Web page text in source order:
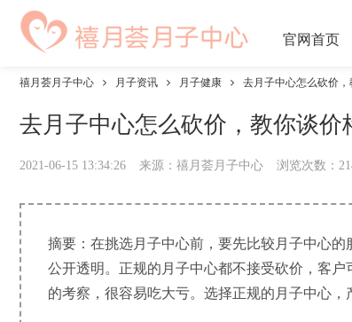
官网首页
禧月荟月子中心 月子资讯 月子健康 去月子中心怎么砍价
去月子中心怎么砍价，教你谈价
2021-06-15 13:34:26 来源：禧月荟月子中心 浏览次数：
摘要：在挑选月子中心前，要先比较月子中心
公开透明。正规的月子中心都不接受砍价，客
的考察，很容易吃大亏。选择正规的月子中心，